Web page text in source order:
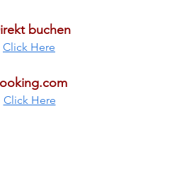
buchen
Click Here
Click Here